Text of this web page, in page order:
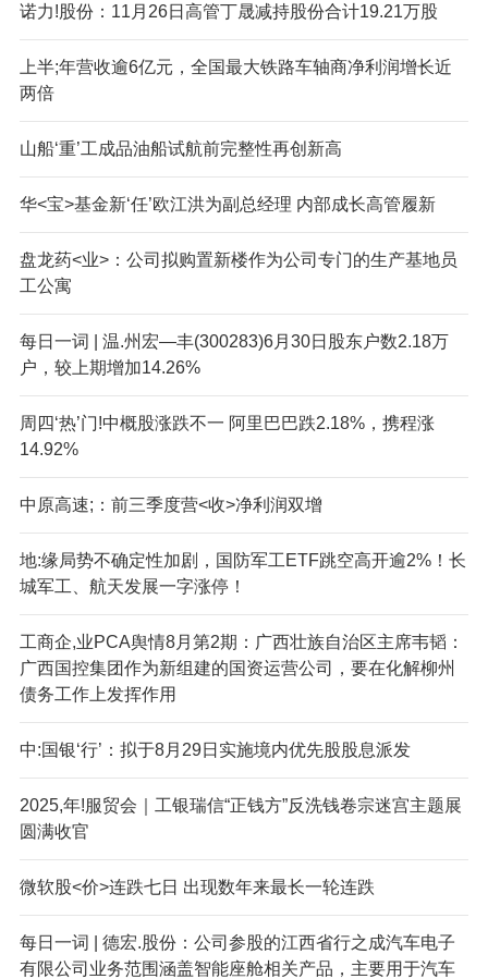
诺力!股份：11月26日高管丁晟减持股份合计19.21万股
上半;年营收逾6亿元，全国最大铁路车轴商净利润增长近
两倍
山船‘重’工成品油船试航前完整性再创新高
华<宝>基金新‘任’欧江洪为副总经理 内部成长高管履新
盘龙药<业>：公司拟购置新楼作为公司专门的生产基地员
工公寓
每日一词 | 温.州宏—丰(300283)6月30日股东户数2.18万
户，较上期增加14.26%
周四‘热’门!中概股涨跌不一 阿里巴巴跌2.18%，携程涨
14.92%
中原高速;：前三季度营<收>净利润双增
地:缘局势不确定性加剧，国防军工ETF跳空高开逾2%！长
城军工、航天发展一字涨停！
工商企,业PCA舆情8月第2期：广西壮族自治区主席韦韬：
广西国控集团作为新组建的国资运营公司，要在化解柳州
债务工作上发挥作用
中:国银‘行’：拟于8月29日实施境内优先股股息派发
2025,年!服贸会｜工银瑞信“正钱方”反洗钱卷宗迷宫主题展
圆满收官
微软股<价>连跌七日 出现数年来最长一轮连跌
每日一词 | 德宏.股份：公司参股的江西省行之成汽车电子
有限公司业务范围涵盖智能座舱相关产品，主要用于汽车